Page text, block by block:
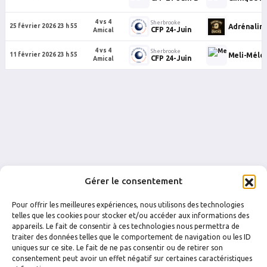
Gérer le consentement
Pour offrir les meilleures expériences, nous utilisons des technologies
telles que les cookies pour stocker et/ou accéder aux informations des
appareils. Le fait de consentir à ces technologies nous permettra de
traiter des données telles que le comportement de navigation ou les ID
uniques sur ce site. Le fait de ne pas consentir ou de retirer son
consentement peut avoir un effet négatif sur certaines caractéristiques
25 février 2026 23 h 55
4 vs 4
Amical
Sherbrooke
CFP 24-Juin
11 février 2026 23 h 55
4 vs 4
Amical
Sherbrooke
CFP 24-Juin Meli-Mélo
FACEBOOK INSTAGRAM